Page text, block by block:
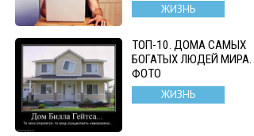
ЖИЗНЬ
ТОП-10. ДОМА САМЫХ
БОГАТЫХ ЛЮДЕЙ МИРА.
ФОТО
ЖИЗНЬ